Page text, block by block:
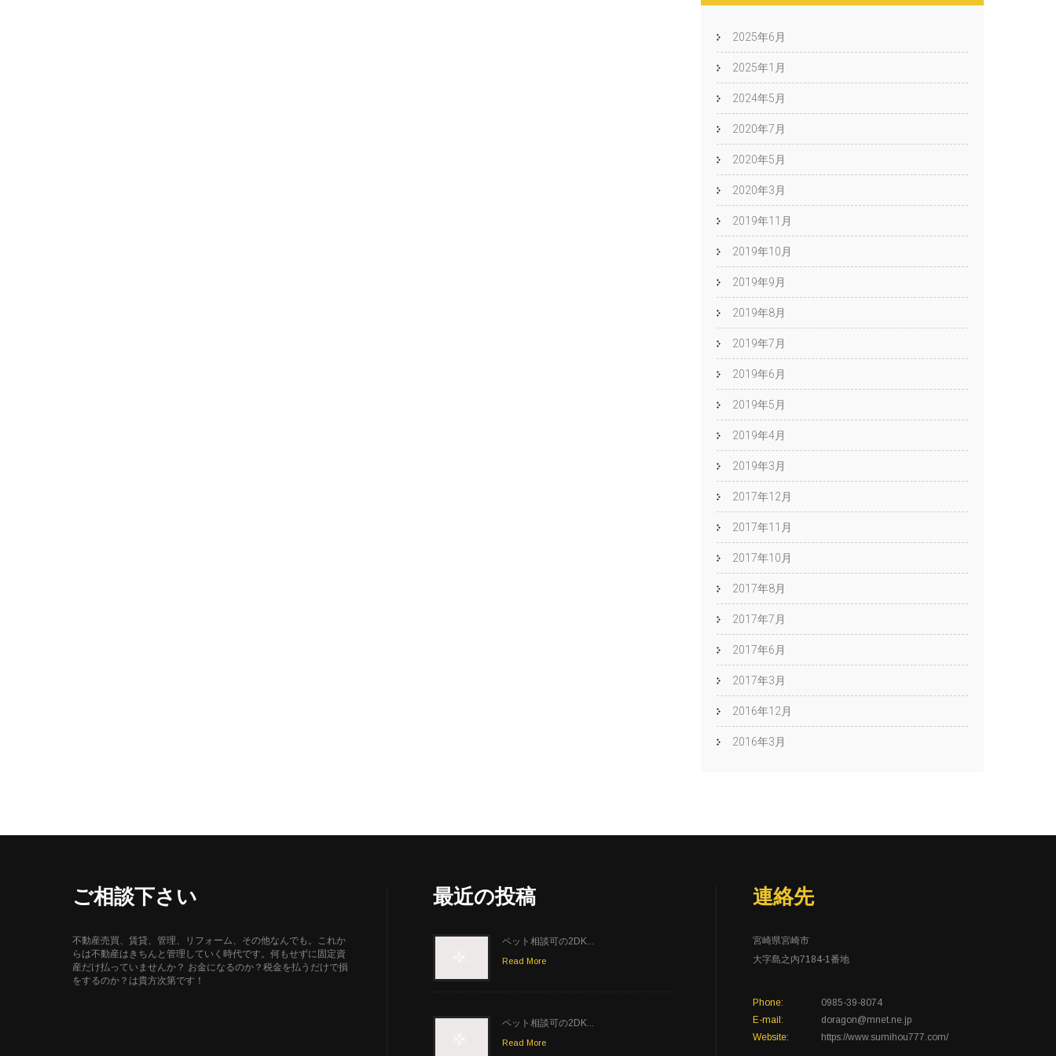
2025年6月
2025年1月
2024年5月
2020年7月
2020年5月
2020年3月
2019年11月
2019年10月
2019年9月
2019年8月
2019年7月
2019年6月
2019年5月
2019年4月
2019年3月
2017年12月
2017年11月
2017年10月
2017年8月
2017年7月
2017年6月
2017年3月
2016年12月
2016年3月
ご相談下さい
不動産売買、賃貸、管理、リフォーム、その他なんでも。これか
らは不動産はきちんと管理していく時代です。何もせずに固定資
産だけ払っていませんか？ お金になるのか？税金を払うだけで損
をするのか？は貴方次第です！
最近の投稿
ペット相談可の2DK...
Read More
ペット相談可の2DK...
Read More
連絡先
宮崎県宮崎市
大字島之内7184-1番地
Phone:
0985-39-8074
E-mail:
doragon@mnet.ne.jp
Website:
https://www.sumihou777.com/